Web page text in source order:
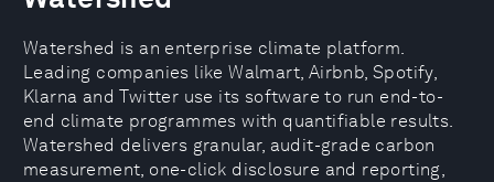
Watershed is an enterprise climate platform.
Leading companies like Walmart, Airbnb, Spotify,
Klarna and Twitter use its software to run end-to-
end climate programmes with quantifiable results.
Watershed delivers granular, audit-grade carbon
measurement, one-click disclosure and reporting,